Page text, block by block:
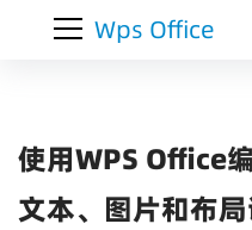
Wps Office
使用WPS Office
文本、图片和布